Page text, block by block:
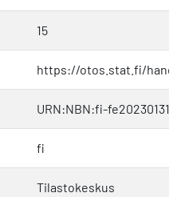
15
https://otos.stat.fi/
URN:NBN:fi-
fi
Tilastokeskus